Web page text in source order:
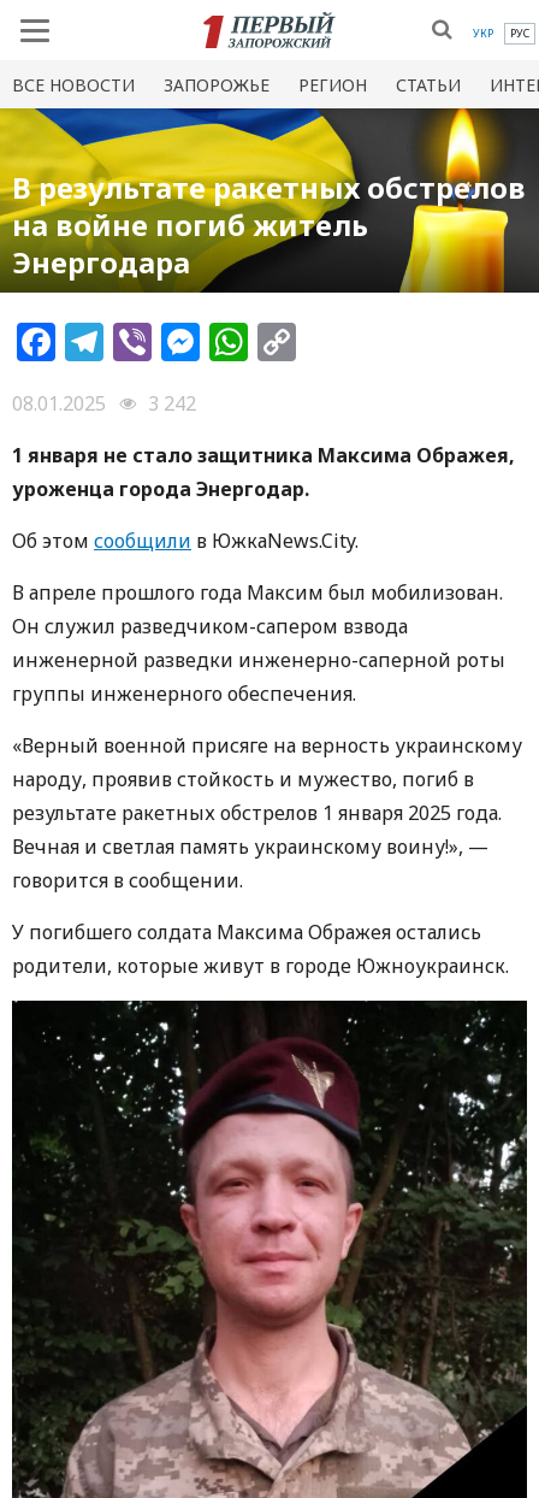
УКР РУС
ВСЕ НОВОСТИ ЗАПОРОЖЬЕ РЕГИОН СТАТЬИ
В результате ракетных обстрелов
на войне погиб житель
Энергодара
Facebook
Telegram
ViberMessenger
WhatsApp
08.01.2025
3 242
1 января не стало защитника Максима Ображея,
уроженца города Энергодар.
Об этом сообщили в ЮжкаNews.City.
В апреле прошлого года Максим был мобилизован.
Он служил разведчиком-сапером взвода
инженерной разведки инженерно-саперной роты
группы инженерного обеспечения.
«Верный военной присяге на верность украинскому
народу, проявив стойкость и мужество, погиб в
результате ракетных обстрелов 1 января 2025 года.
Вечная и светлая память украинскому воину!», —
говорится в сообщении.
У погибшего солдата Максима Ображея остались
родители, которые живут в городе Южноукраинск.